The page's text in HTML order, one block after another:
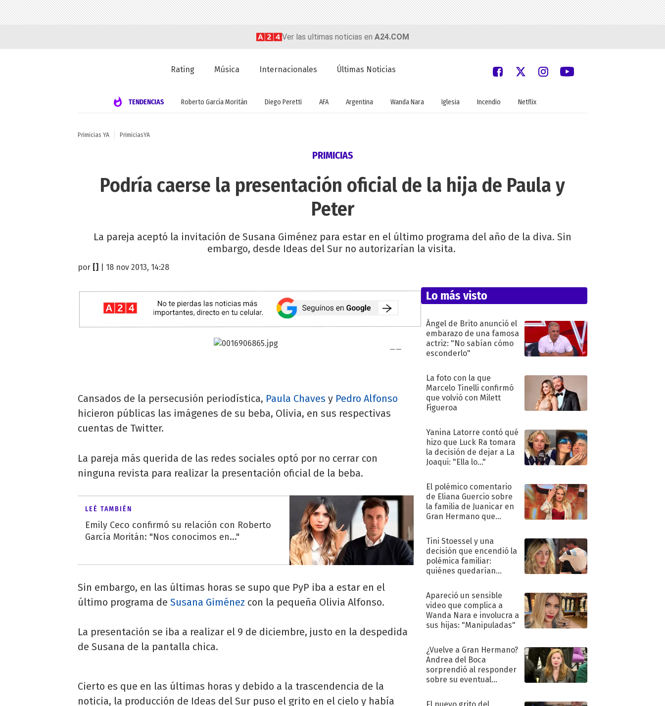
Ver las ultimas noticias en A24.COM
Rating Música Internacionales Últimas Noticias
TENDENCIAS Roberto García Moritán Diego Peretti AFA Argentina Wanda Nara Iglesia Incendio Netflix
Primicias YA PrimiciasYA
PRIMICIAS
Podría caerse la presentación oficial de la hija de Paula y
Peter
La pareja aceptó la invitación de Susana Giménez para estar en el último programa del año de la diva. Sin
embargo, desde Ideas del Sur no autorizarían la visita.
por | 18 nov 2013, 14:28
Cansados de la persecusión periodística, Paula Chaves y Pedro Alfonso
hicieron públicas las imágenes de su beba, Olivia, en sus respectivas
cuentas de Twitter.
La pareja más querida de las redes sociales optó por no cerrar con
ninguna revista para realizar la presentación oficial de la beba.
LEÉ TAMBIÉN
Emily Ceco confirmó su relación con Roberto
García Moritán: "Nos conocimos en..."
Sin embargo, en las últimas horas se supo que PyP iba a estar en el
último programa de Susana Giménez con la pequeña Olivia Alfonso.
La presentación se iba a realizar el 9 de diciembre, justo en la despedida
de Susana de la pantalla chica.
Cierto es que en las últimas horas y debido a la trascendencia de la
noticia, la producción de Ideas del Sur puso el grito en el cielo y había
Lo más visto
Ángel de Brito anunció el
embarazo de una famosa
actriz: "No sabían cómo
esconderlo"
La foto con la que
Marcelo Tinelli confirmó
que volvió con Milett
Figueroa
Yanina Latorre contó qué
hizo que Luck Ra tomara
la decisión de dejar a La
Joaqui: "Ella lo..."
El polémico comentario
de Eliana Guercio sobre
la familia de Juanicar en
Gran Hermano que
Tini Stoessel y una
decisión que encendió la
polémica familiar:
quiénes quedarían
Apareció un sensible
video que complica a
Wanda Nara e involucra a
sus hijas: "Manipuladas"
¿Vuelve a Gran Hermano?
Andrea del Boca
sorprendió al responder
sobre su eventual